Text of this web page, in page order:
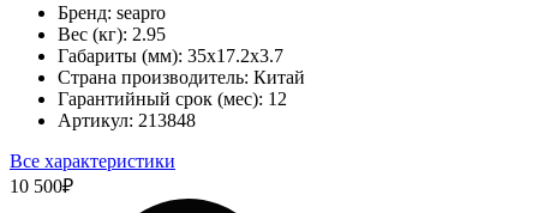
Бренд: seapro
Вес (кг): 2.95
Габариты (мм): 35х17.2х3.7
Страна производитель: Китай
Гарантийный срок (мес): 12
Артикул: 213848
Все характеристики
10 500₽